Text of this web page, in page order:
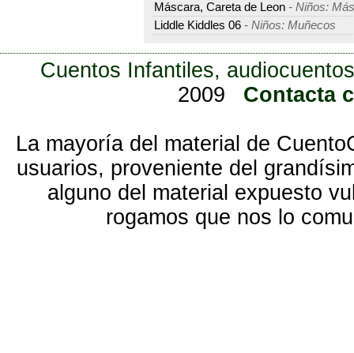
Máscara, Careta de Leon - Niños:
Liddle Kiddles 06 - Niños: Muñecos
Cuentos Infantiles,
2009
Contacta
La mayoría del material de
usuarios, proveniente del
alguno del material expuesto
rogamos que nos lo